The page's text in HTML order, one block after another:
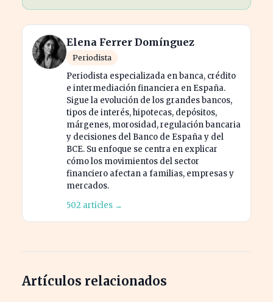
Elena Ferrer Domínguez
Periodista
Periodista especializada en banca, crédito
e intermediación financiera en España.
Sigue la evolución de los grandes bancos,
tipos de interés, hipotecas, depósitos,
márgenes, morosidad, regulación bancaria
y decisiones del Banco de España y del
BCE. Su enfoque se centra en explicar
cómo los movimientos del sector
financiero afectan a familias, empresas y
mercados.
502 articles →
Artículos relacionados